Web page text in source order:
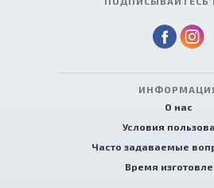
О нас
Условия
Часто задаваемые
Время